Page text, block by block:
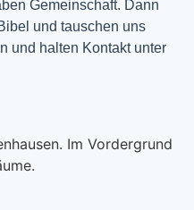
Gemeinschaft. Dann
und tauschen uns
und halten Kontakt unter